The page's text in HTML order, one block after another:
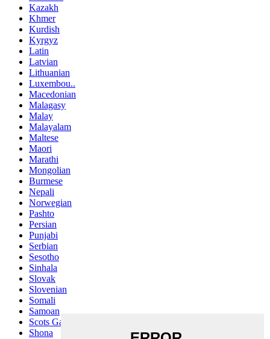
Kazakh
Khmer
Kurdish
Kyrgyz
Latin
Latvian
Lithuanian
Luxembou..
Macedonian
Malagasy
Malay
Malayalam
Maltese
Maori
Marathi
Mongolian
Burmese
Nepali
Norwegian
Pashto
Persian
Punjabi
Serbian
Sesotho
Sinhala
Slovak
Slovenian
Somali
Samoan
Scots Gaelic
Shona